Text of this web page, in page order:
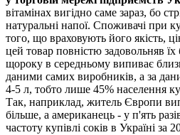
вітамінах вигідно саме зараз, бо
натуральні напої. Споживачі при
того, що враховують його якість,
цей товар повністю задовольняв
щороку в середньому випиває
даними самих виробників, а за
4-5 л, тобто лише 45% населення
Так, наприклад, житель Європи
більше, а американець - у п'ять
частоту купівлі соків в Україні за